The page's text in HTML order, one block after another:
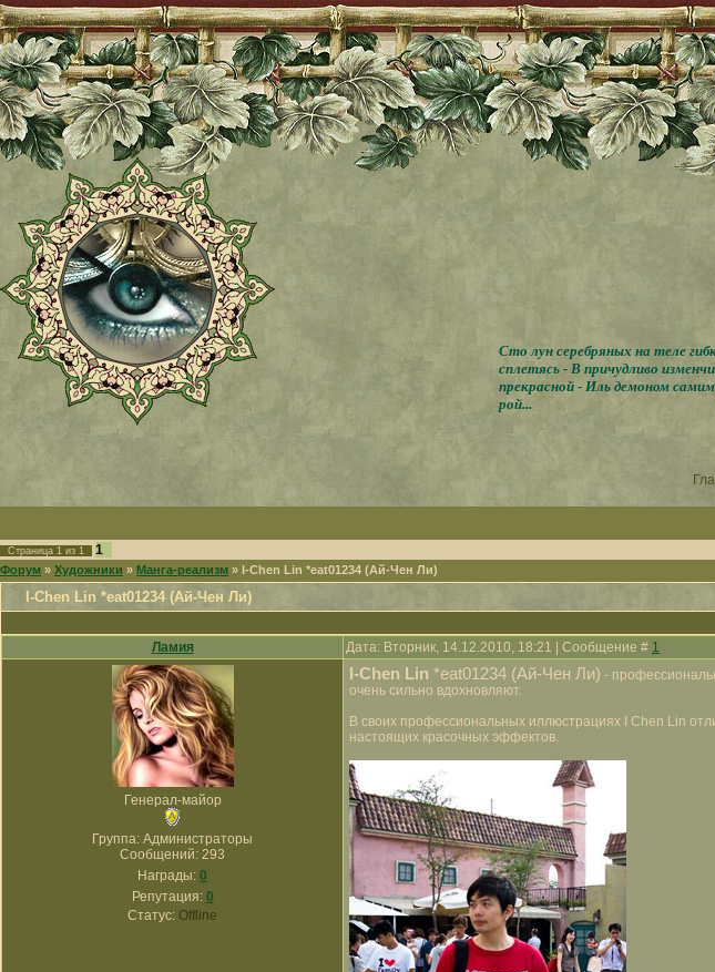
Сто лун серебряных на теле
сплетясь - В причудливо
прекрасной - Иль демоном
рой...
Страница 1 из 1 1
Форум » Художники » Манга-реализм » I-Chen Lin *eat01234 (Ай-Чен Ли)
I-Chen Lin *eat01234 (Ай-Чен Ли)
Ламия Дата: Вторник, 14.12.2010, 18:21 | Сообщение # 1
Генерал-майор
Группа: Администраторы
Сообщений: 293
Награды: 0
Репутация: 0
Статус: Offline
I-Chen Lin *eat01234 (Ай-Чен Ли) -
очень сильно вдохновляют.
В своих профессиональных иллюстрациях I Chen Lin
настоящих красочных эффектов.